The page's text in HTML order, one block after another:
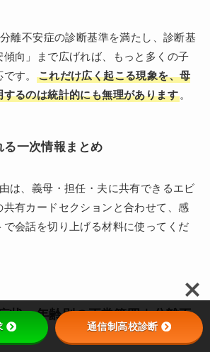
離不安症の診断基準を満たし、診断基
向」まで広げれば、もっと多くの子
す。
これだけ広く起こる現象を、母
るのは統計的にも無理があります 。
一次情報まとめ
は、義母・担任・夫に共有できるエビ
共有カードセクションと合わせて、感
会話を切り上げる材料に使ってくだ
状・年齢別の正常範囲｜分離不
通信制高校診断